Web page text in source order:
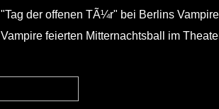
"Tag der offenen TÃ¼r" bei Berlins
Vampire feierten Mitternachtsball im